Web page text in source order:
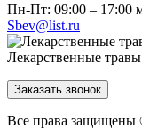
Пн-Пт: 09:00 – 17:00
Sbev@list.ru
Лекарственные травы
Заказать звонок
Все права защищены